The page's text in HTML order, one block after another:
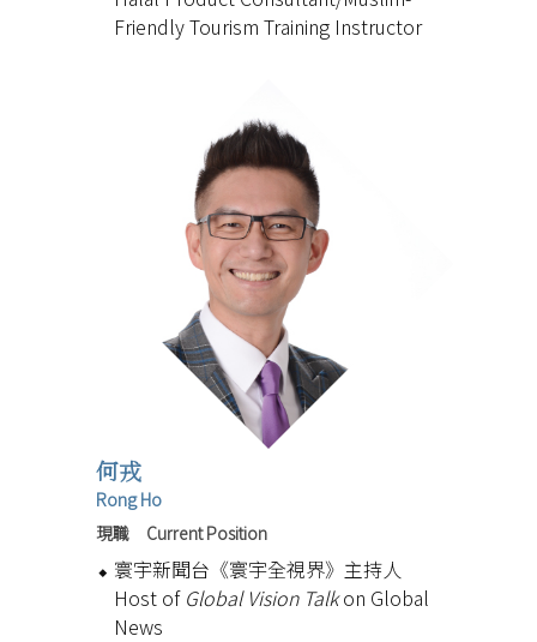
Friendly Tourism Training Instructor
何戎
Rong Ho
現職 Current Position
寰宇新聞台《寰宇全視界》主持人
Host of Global Vision Talkon Global
News